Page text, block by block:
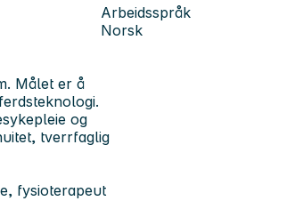
Arbeidsspråk
Norsk
Målet er å
og
tverrfaglig
fysioterapeut